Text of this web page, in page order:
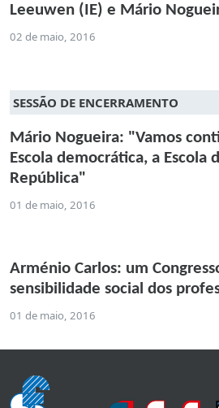
Leeuwen (IE) e Mário
02 de maio, 2016
SESSÃO DE ENCERRAMENTO
Mário Nogueira: "Vamos
Escola democrática, a Escola
República"
01 de maio, 2016
Arménio Carlos: um
sensibilidade social dos
01 de maio, 2016